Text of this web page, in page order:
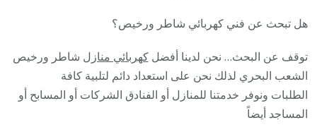
هل تبحث عن فني كهربائي شاطر ورخيص؟
توقف عن البحث… نحن لدينا أفضلكهربائي منازل شاطر ورخيص
الشعب البحري لذلك نحن على استعداد دائم لتلبية كافة
الطلبات ونوفر خدمتنا للمنازل أو الفنادق الشركات أو المسابح أو
المساجد أيضاً